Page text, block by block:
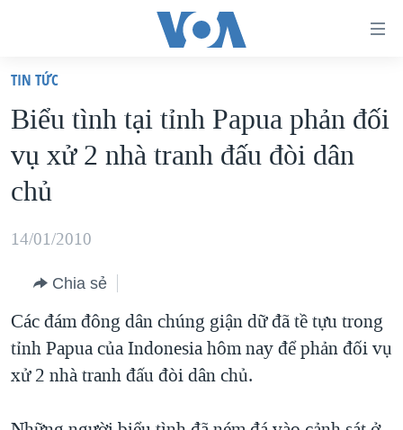
truy
cập
Tới
nội
chính
hướng
chính
Đi
VIỆT NAM
HOA KỲ
BIỂN ĐÔNG
THẾ GIỚI
DIỄN ĐÀN
MỤC
TỰ DO BÁO CHÍ
NGƯỜI VIỆT HẢI NGOẠI
CHUYÊN ĐỀ
HỌC TIẾNG ANH
VIDEO
TIN TỨC
Biểu tình tại tỉnh Papua phản đối
vụ xử 2 nhà tranh đấu đòi dân
chủ
14/01/2010
Chia sẻ
Các đám đông dân chúng giận dữ đã tề tựu trong
tỉnh Papua của Indonesia hôm nay để phản đối vụ
xử 2 nhà tranh đấu đòi dân chủ.